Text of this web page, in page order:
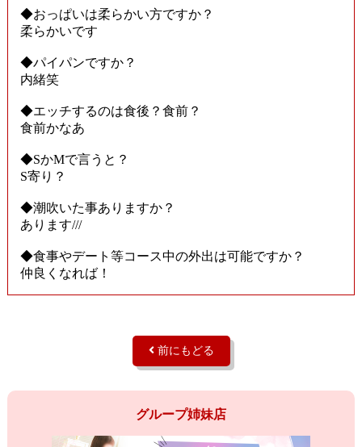
◆おっぱいは柔らかい方ですか？
柔らかいです
◆パイパンですか？
内緒笑
◆エッチするのは食後？食前？
食前かなあ
◆SかMで言うと？
S寄り？
◆潮吹いた事ありますか？
あります///
◆食事やデート等コース中の外出は可能ですか？
仲良くなれば！
前にもどる
グループ姉妹店